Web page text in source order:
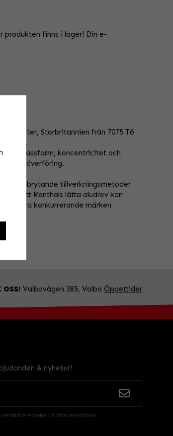
produkten finns i lager! Din e-
Storbritannien från 7075 T6
stål.
passform, koncentricitet och
kraftöverföring.
banbrytande tillverkningsmetoder
att Renthals lätta aludrev kan
andra konkurrerande märken
OSS! Valbovägen 385, Valbo Öppettider
& nyheter!
endast användas till våra nyhetsbrev.